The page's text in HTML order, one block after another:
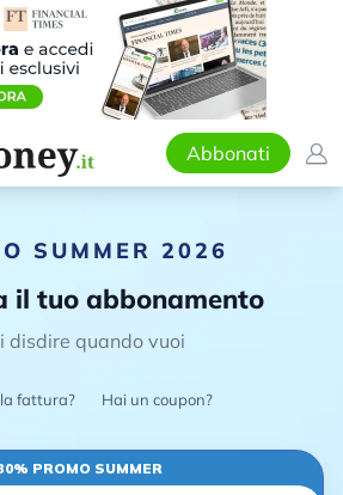
Abbonati
SUMMER 2026
il tuo abbonamento
disdire quando vuoi
fattura? Hai un coupon?
PROMO SUMMER